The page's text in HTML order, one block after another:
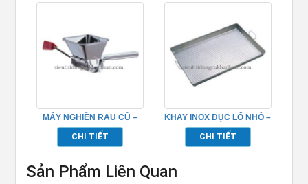
MÁY NGHIỀN RAU CỦ –
TP696230
CHI TIẾT
KHAY INOX ĐỤC LỔ NHỎ –
TP696062
CHI TIẾT
Sản Phẩm Liên Quan